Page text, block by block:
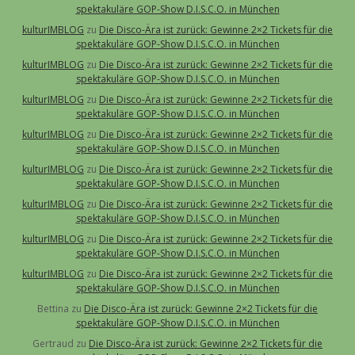
spektakuläre GOP-Show D.I.S.C.O. in München
kulturIMBLOG zu Die Disco-Ära ist zurück: Gewinne 2×2 Tickets für die
spektakuläre GOP-Show D.I.S.C.O. in München
kulturIMBLOG zu Die Disco-Ära ist zurück: Gewinne 2×2 Tickets für die
spektakuläre GOP-Show D.I.S.C.O. in München
kulturIMBLOG zu Die Disco-Ära ist zurück: Gewinne 2×2 Tickets für die
spektakuläre GOP-Show D.I.S.C.O. in München
kulturIMBLOG zu Die Disco-Ära ist zurück: Gewinne 2×2 Tickets für die
spektakuläre GOP-Show D.I.S.C.O. in München
kulturIMBLOG zu Die Disco-Ära ist zurück: Gewinne 2×2 Tickets für die
spektakuläre GOP-Show D.I.S.C.O. in München
kulturIMBLOG zu Die Disco-Ära ist zurück: Gewinne 2×2 Tickets für die
spektakuläre GOP-Show D.I.S.C.O. in München
kulturIMBLOG zu Die Disco-Ära ist zurück: Gewinne 2×2 Tickets für die
spektakuläre GOP-Show D.I.S.C.O. in München
kulturIMBLOG zu Die Disco-Ära ist zurück: Gewinne 2×2 Tickets für die
spektakuläre GOP-Show D.I.S.C.O. in München
Bettina zu Die Disco-Ära ist zurück: Gewinne 2×2 Tickets für die
spektakuläre GOP-Show D.I.S.C.O. in München
Gertraud zu Die Disco-Ära ist zurück: Gewinne 2×2 Tickets für die